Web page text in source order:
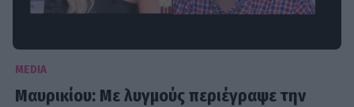
MEDIA
Μαυρικίου: Με λυγμούς περιέγραψε την